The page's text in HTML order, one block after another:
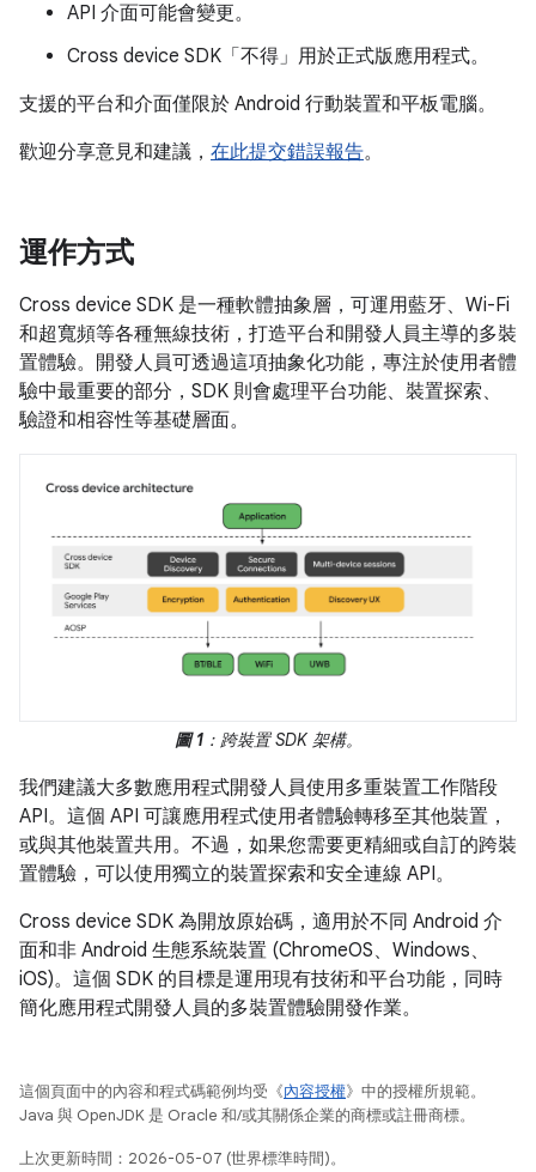
API 介面可能會變更。
Cross device SDK「不得」用於正式版應用程式。
支援的平台和介面僅限於 Android 行動裝置和平板電腦。
歡迎分享意見和建議， 在此提交錯誤報告。
運作方式
Cross device SDK 是一種軟體抽象層，可運用藍牙、Wi-Fi
和超寬頻等各種無線技術，打造平台和開發人員主導的多裝
置體驗。開發人員可透過這項抽象化功能，專注於使用者體
驗中最重要的部分，SDK 則會處理平台功能、裝置探索、
驗證和相容性等基礎層面。
圖 1：跨裝置 SDK 架構。
我們建議大多數應用程式開發人員使用多重裝置工作階段
API。這個 API 可讓應用程式使用者體驗轉移至其他裝置，
或與其他裝置共用。不過，如果您需要更精細或自訂的跨裝
置體驗，可以使用獨立的裝置探索和安全連線 API。
Cross device SDK 為開放原始碼，適用於不同 Android 介
面和非 Android 生態系統裝置 (ChromeOS、Windows、
iOS)。這個 SDK 的目標是運用現有技術和平台功能，同時
簡化應用程式開發人員的多裝置體驗開發作業。
這個頁面中的內容和程式碼範例均受《內容授權》中的授權所規範。
Java 與 OpenJDK 是 Oracle 和/或其關係企業的商標或註冊商標。
上次更新時間：2026-05-07 (世界標準時間)。